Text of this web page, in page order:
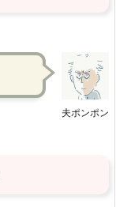
夫ポンポン